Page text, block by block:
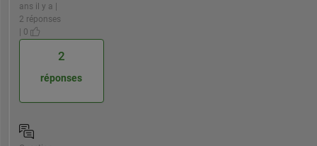
ans il y a |
2 réponses
| 0
2
réponses